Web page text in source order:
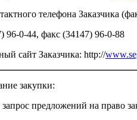
телефона Заказчика
96-0-44, факс (34147) 96-0-88
сайт Заказчика: http://
закупки:
предложений на право